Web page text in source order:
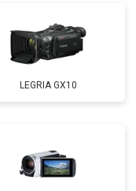
LEGRIA GX10